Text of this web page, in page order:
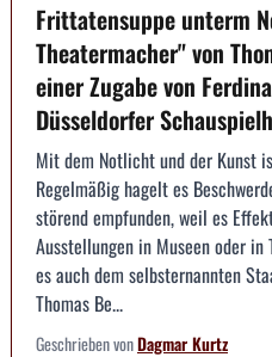
Frittatensuppe unterm
Theatermacher" von
einer Zugabe von
Düsseldorfer
Mit dem Notlicht und der Kunst
Regelmäßig hagelt es
störend empfunden, weil es
Ausstellungen in Museen oder
es auch dem selbsternannten
Thomas Be...
Geschrieben vonDagmar Kurtz